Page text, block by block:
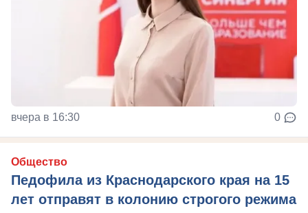
вчера в 16:30 0
Общество
Педофила из Краснодарского края на 15
лет отправят в колонию строгого режима